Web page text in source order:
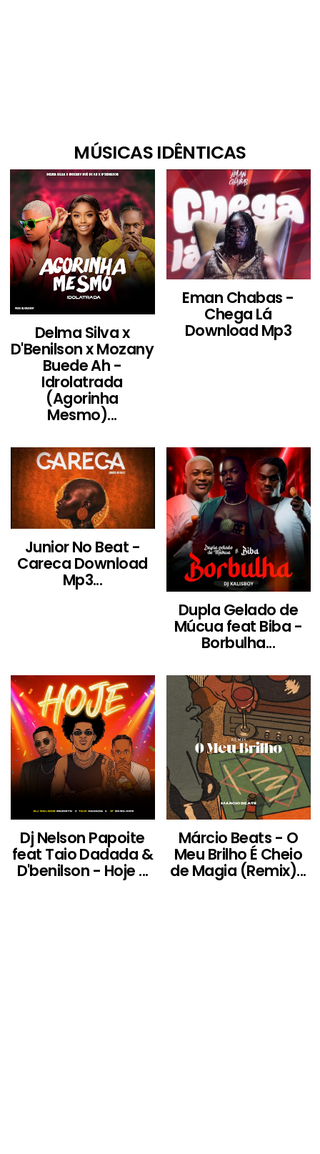
MÚSICAS IDÊNTICAS
Delma Silva x
D'Benilson x Mozany
Buede Ah -
Idrolatrada
(Agorinha
Mesmo)...
Eman Chabas -
Chega Lá
Download Mp3
Junior No Beat -
Careca Download
Mp3...
Dupla Gelado de
Múcua feat Biba -
Borbulha...
Dj Nelson Papoite
feat Taio Dadada &
D'benilson - Hoje ...
Márcio Beats - O
Meu Brilho É Cheio
de Magia (Remix)...